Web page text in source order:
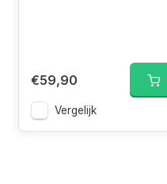
€59,90
Vergelijk